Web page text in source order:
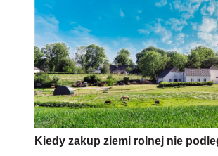
Kiedy zakup ziemi rolnej nie